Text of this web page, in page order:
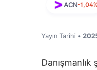
ACN-1,04%
Yayın Tarihi •